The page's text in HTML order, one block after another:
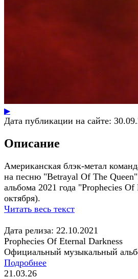
▶
Дата публикации на сайте:
Описание
Американская блэк-метал
на песню "Betrayal Of The
альбома 2021 года "Prophecies
октября).
Читать весь текст
Дата релиза: 22.10.2021
Prophecies Of Eternal Darkness
Официальный музыкальный
Подробнее
21.03.26